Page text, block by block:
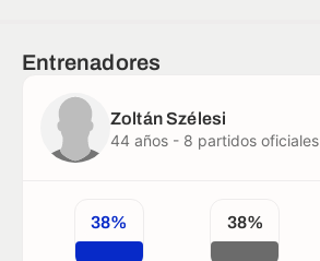
Entrenadores
Zoltán Szélesi
44 años - 8 partidos oficiales
38% 38%